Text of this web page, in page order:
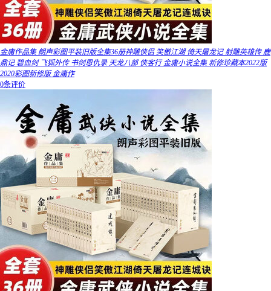
金庸作品集 朗声彩图平装旧版全集36册神雕侠侣 笑傲江湖 倚天屠龙记 射雕英雄传 鹿
鼎记 碧血剑 飞狐外传 书剑恩仇录 天龙八部 侠客行 金庸小说全集 新修珍藏本2022版
2020彩图新修版 金庸作
0条评价